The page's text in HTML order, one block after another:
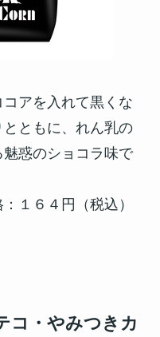
アを入れて黒くな
ともに、れん乳の
惑のショコラ味で
１６４円（税込）
コ・やみつきカ